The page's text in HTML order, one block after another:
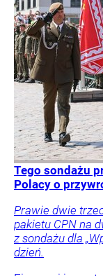
Tego sondażu
Polacy o
Prawie dwie
pakietu CPN na
z sondażu dla
dzień.